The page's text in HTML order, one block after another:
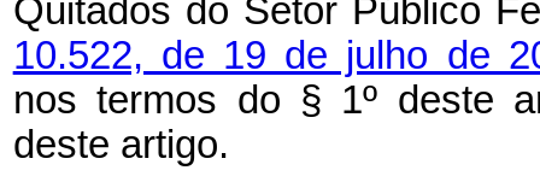
Quitados do Setor Público
10.522, de 19 de julho de
nos termos do § 1º deste
deste artigo.